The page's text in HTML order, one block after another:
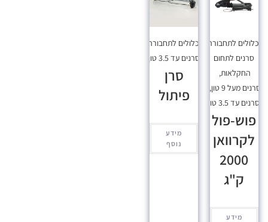
לתחבורה,
סרנים לתחום
החקלאות,
סרנים מעל 9 טון
,
סרנים עד 3.5 טון
פוש-פול
לקרוואן
2000
ק"ג
מידע
מכלולים לתחבורה,
סרנים עד 3.5 טון
סרן
פיתול
מידע
נוסף